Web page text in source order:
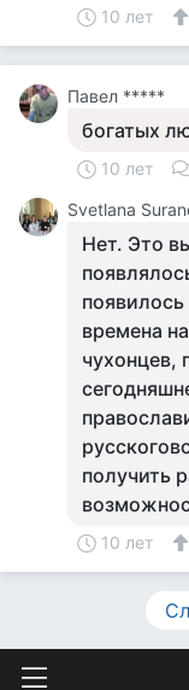
10 лет
Павел *****
богатых
10 лет
Svetlana
Нет. Это
времена
чухонцев,
получить
10 лет